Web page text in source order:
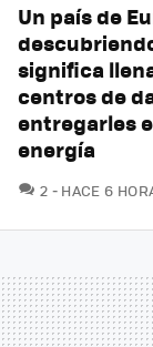
Un país de
significa
centros de
entregarles
energía
2 HACE 6